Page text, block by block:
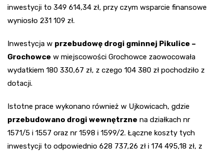
inwestycji to 349 614,34 zł, przy czym wsparcie finansowe
wyniosło 231 109 zł.
Inwestycja w przebudowę drogi gminnej Pikulice –
Grochowce w miejscowości Grochowce zaowocowała
wydatkiem 180 330,67 zł, z czego 104 380 zł pochodziło z
dotacji.
Istotne prace wykonano również w Ujkowicach, gdzie
przebudowano drogi wewnętrzne na działkach nr
1571/5 i 1557 oraz nr 1598 i 1599/2. Łączne koszty tych
inwestycji to odpowiednio 628 737,26 zł i 174 495,18 zł, z